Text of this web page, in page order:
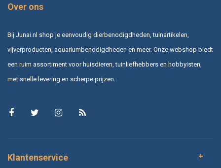
Over ons
Bij Junai.nl shop je eenvoudig dierbenodigdheden, tuinartikelen,
vijverproducten, aquariumbenodigdheden en meer. Onze webshop biedt
een ruim assortiment voor huisdieren, tuinliefhebbers en hobbyisten,
met snelle levering en scherpe prijzen.
Klantenservice